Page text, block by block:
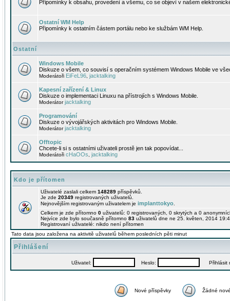
Připomínky k obsahu, provedení a všemu, co se objeví v našem
Ostatní WM Help
Připomínky k ostatním částem portálu nebo ke službám WM Help.
Ostatní
Windows Mobile
Diskuze o všem, co souvisí s operačním systémem Windows Mobile ve
Moderátoři EiFeL96 jacktalking
Kapesní zařízení & Linux
Diskuze o implementaci Linuxu na přístrojích s Windows Mobile.
Moderátorjacktalking
Programování
Diskuze o vývojářských aktivitách pro Windows Mobile.
Moderátorjacktalking
Offtopic
Chcete-li si s ostatními uživateli prostě jen tak popovídat...
Moderátoři cHaOOs jacktalking
Kdo je přítomen
Uživatelé zaslali celkem 148289 příspěvků.
Je zde 20349 registrovaných uživatelů.
Nejnovějším registrovaným uživatelem je implanttokyo
Celkem je zde přítomno 0 uživatelů: 0 registrovaných, 0 skrytých a 0
Nejvíce zde bylo současně přítomno 83 uživatelů dne ne 25. květen, 2014
Registrovaní uživatelé: nikdo není přítomen
Tato data jsou založena na aktivitě uživatelů během posledních pěti minut
Přihlášení
Uživatel: Heslo: Přihlásit
Nové příspěvky Žádné